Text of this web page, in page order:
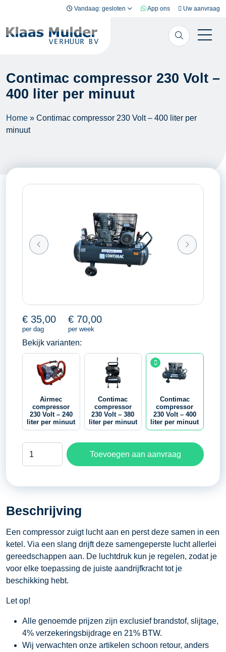
Vandaag: gesloten App ons Uw aanvraag
Contimac compressor 230 Volt –
400 liter per minuut
Home » Contimac compressor 230 Volt – 400 liter per
minuut
€ 35,00
per dag
€ 70,00
per week
Bekijk varianten:
Airmec
compressor
230 Volt – 240
liter per minuut
Contimac
compressor
230 Volt – 380
liter per minuut
Contimac
compressor
230 Volt – 400
liter per minuut
Volt
400
per
minuut
aantal
Toevoegen aan aanvraag
Beschrijving
Een compressor zuigt lucht aan en perst deze samen in een
ketel. Via een slang drijft deze samengeperste lucht allerlei
gereedschappen aan. De luchtdruk kun je regelen, zodat je
voor elke toepassing de juiste aandrijfkracht tot je
beschikking hebt.
Let op!
Alle genoemde prijzen zijn exclusief brandstof, slijtage,
4% verzekeringsbijdrage en 21% BTW.
Wij verwachten onze artikelen schoon retour, anders